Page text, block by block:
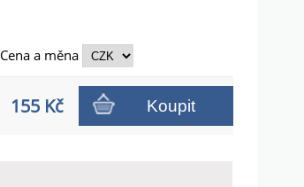
Cena a měna
155 Kč Koupit